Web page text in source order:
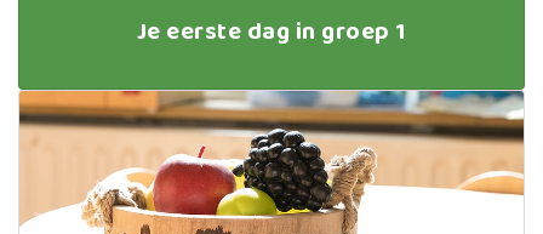
Je eerste dag in groep 1